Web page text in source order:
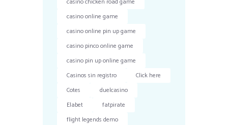
casino online game
casino online pin up game
casino pinco online game
casino pin up online game
Casinos sin registro
Click here
Cotes
duelcasino
Elabet
fatpirate
flight legends demo